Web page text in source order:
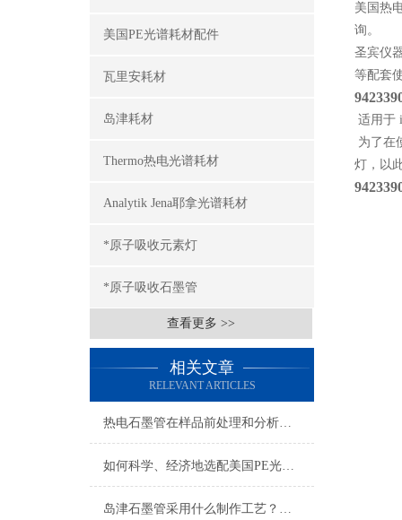
美国PE光谱耗材配件
瓦里安耗材
岛津耗材
Thermo热电光谱耗材
Analytik Jena耶拿光谱耗材
*原子吸收元素灯
*原子吸收石墨管
查看更多 >>
相关文章
RELEVANT ARTICLES
热电石墨管在样品前处理和分析测试中的应用优势
如何科学、经济地选配美国PE光谱耗材？
岛津石墨管采用什么制作工艺？一文就可以让你看懂
美国热
询。
圣宾仪
等配套
适用于
为了在
灯，以